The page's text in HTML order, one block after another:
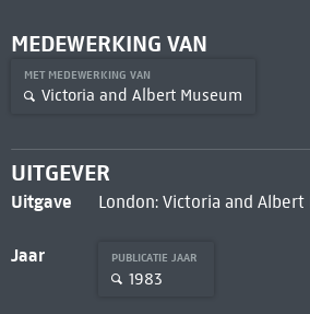
MEDEWERKING VAN
MET MEDEWERKING VAN
Victoria and Albert Museum
UITGEVER
Uitgave London: Victoria and Albert
Jaar PUBLICATIE JAAR
1983